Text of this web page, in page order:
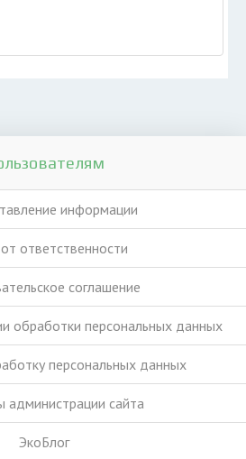
информации
ответственности
соглашение
обработки персональных данных
персональных данных
администрации сайта
ЭкоБлог